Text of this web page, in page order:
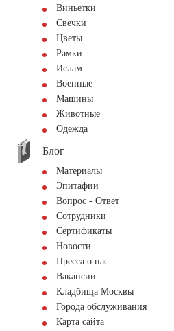
Виньетки
Свечки
Цветы
Рамки
Ислам
Военные
Машины
Животные
Одежда
Блог
Материалы
Эпитафии
Вопрос - Ответ
Сотрудники
Сертификаты
Новости
Пресса о нас
Вакансии
Кладбища Москвы
Города обслуживания
Карта сайта